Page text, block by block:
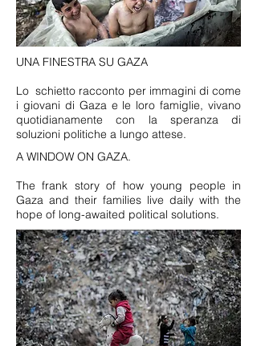
UNA FINESTRA SU GAZA
Lo schietto racconto per immagini di come
i giovani di Gaza e le loro famiglie, vivano
quotidianamente con la speranza di
soluzioni politiche a lungo attese.
A WINDOW ON GAZA.
The frank story of how young people in
Gaza and their families live daily with the
hope of long-awaited political solutions.